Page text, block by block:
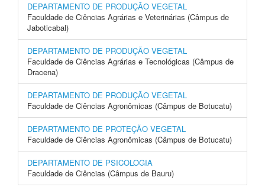
DEPARTAMENTO DE PRODUÇÃO VEGETAL
Faculdade de Ciências Agrárias e Veterinárias (Câmpus de
Jaboticabal)
DEPARTAMENTO DE PRODUÇÃO VEGETAL
Faculdade de Ciências Agrárias e Tecnológicas (Câmpus de
Dracena)
DEPARTAMENTO DE PRODUÇÃO VEGETAL
Faculdade de Ciências Agronômicas (Câmpus de Botucatu)
DEPARTAMENTO DE PROTEÇÃO VEGETAL
Faculdade de Ciências Agronômicas (Câmpus de Botucatu)
DEPARTAMENTO DE PSICOLOGIA
Faculdade de Ciências (Câmpus de Bauru)